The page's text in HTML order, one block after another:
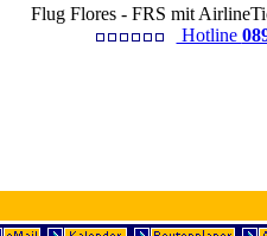
Flug Flores - FRS mit
Hotline